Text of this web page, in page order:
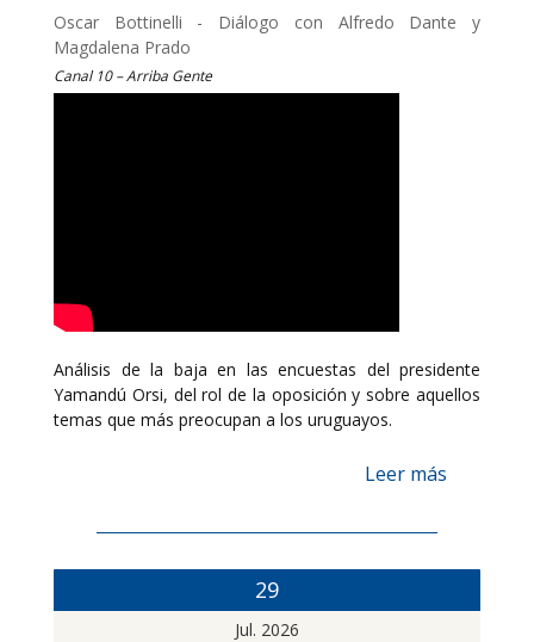
Oscar Bottinelli - Diálogo con Alfredo Dante y
Magdalena Prado
Canal 10 – Arriba Gente
Análisis de la baja en las encuestas del presidente
Yamandú Orsi, del rol de la oposición y sobre aquellos
temas que más preocupan a los uruguayos.
Leer más
29
Jul. 2026